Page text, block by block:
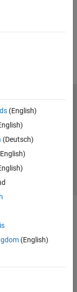
(English)
(Deutsch)
(English)
Contacts locaux